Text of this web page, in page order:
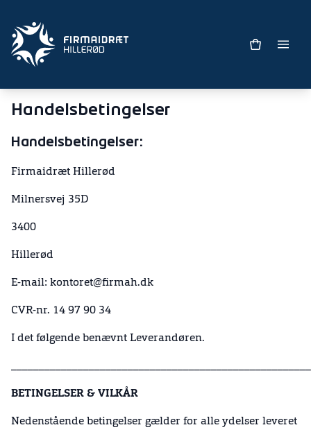
Handelsbetingelser
Handelsbetingelser:
Firmaidræt Hillerød
Milnersvej 35D
3400
Hillerød
E-mail: kontoret@firmah.dk
CVR-nr. 14 97 90 34
I det følgende benævnt Leverandøren.
BETINGELSER & VILKÅR
Nedenstående betingelser gælder for alle ydelser leveret